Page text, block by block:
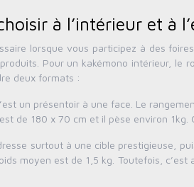
à l’intérieur et à
lorsque vous participez à des
Pour un kakémono intérieur,
deux formats :
un présentoir à une face. Le
de 180 x 70 cm et il pèse environ
surtout à une cible prestigieuse,
moyen est de 1,5 kg. Toutefois,